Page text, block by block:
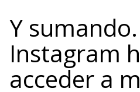
Y
Instagram
acceder a